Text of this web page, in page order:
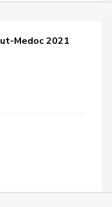
Medoc 2021